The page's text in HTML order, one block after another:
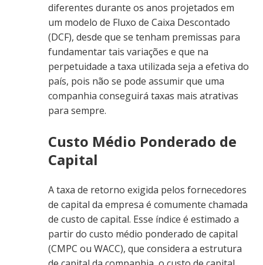
diferentes durante os anos projetados em
um modelo de Fluxo de Caixa Descontado
(DCF), desde que se tenham premissas para
fundamentar tais variações e que na
perpetuidade a taxa utilizada seja a efetiva do
país, pois não se pode assumir que uma
companhia conseguirá taxas mais atrativas
para sempre.
Custo Médio Ponderado de
Capital
A taxa de retorno exigida pelos fornecedores
de capital da empresa é comumente chamada
de custo de capital. Esse índice é estimado a
partir do custo médio ponderado de capital
(CMPC ou WACC), que considera a estrutura